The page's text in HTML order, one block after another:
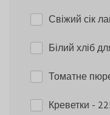
Свіжий сік
Білий хліб
Томатне
Креветки -